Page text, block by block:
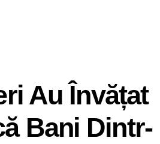
Au Învățat
Bani Dintr-